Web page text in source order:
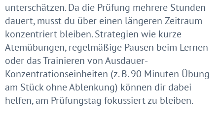
unterschätzen. Da die Prüfung mehrere Stunden
dauert, musst du über einen längeren Zeitraum
konzentriert bleiben. Strategien wie kurze
Atemübungen, regelmäßige Pausen beim Lernen
oder das Trainieren von Ausdauer-
Konzentrationseinheiten (z. B. 90 Minuten Übung
am Stück ohne Ablenkung) können dir dabei
helfen, am Prüfungstag fokussiert zu bleiben.